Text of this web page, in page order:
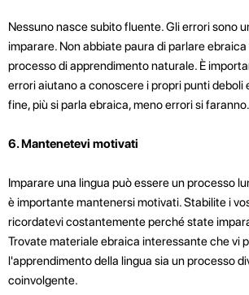
Nessuno nasce subito fluente. Gli errori sono
imparare. Non abbiate paura di parlare
processo di apprendimento naturale. È
errori aiutano a conoscere i propri punti deboli
fine, più si parla ebraica, meno errori si faranno.
6. Mantenetevi motivati
Imparare una lingua può essere un processo
è importante mantenersi motivati. Stabilite i
ricordatevi costantemente perché state
Trovate materiale ebraica interessante che vi
l'apprendimento della lingua sia un processo
coinvolgente.